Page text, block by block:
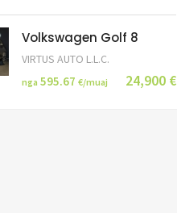
Volkswagen Golf 8
VIRTUS AUTO L.L.C.
nga 595.67 €/muaj 24,900 €